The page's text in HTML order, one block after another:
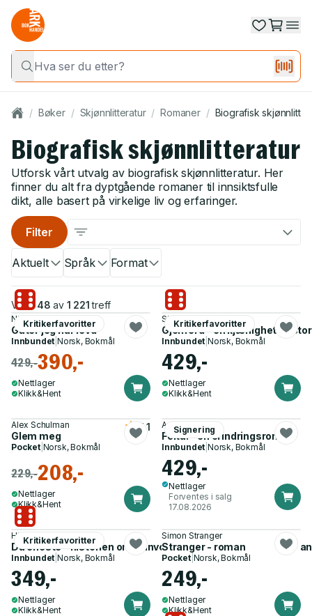
/ Bøker / Skjønnlitteratur / Romaner / Biografisk
Biografisk skjønnlitteratur
Utforsk vårt utvalg av biografisk skjønnlitteratur. Her
finner du alt fra dyptgående romaner til innsiktsfulle
dikt, alle basert på virkelige liv og erfaringer.
Aktuelt Språk Format
Filter
Viser 48 av 1 221 treff
Kritikerfavoritter
Nikolai Torgersen
Gater jeg har levd
Innbundet |Norsk, Bokmål
429,-390,-
Nettlager
Klikk&Hent
Kritikerfavoritter
Siri Hustvedt
Gjenferd - en
Innbundet |Norsk, Bokmål
429,-
Nettlager
Klikk&Hent
Alex Schulman
Glem meg
4.1
Pocket| Norsk, Bokmål
229,-208,-
Nettlager
Klikk&Hent
Signering
Anne B. Ragde
Feita! - en erindringsroman
Innbundet |Norsk, Bokmål
429,-
Nettlager
Forventes i salg
17.08.2026
Kritikerfavoritter
Hilde Hagerup
Du eneste - historien om Gunvor Hofmo og Ruth Maier :
Innbundet |Norsk, Bokmål
349,-
Nettlager
Klikk&Hent
Simon Stranger
Stranger - roman
Pocket| Norsk, Bokmål
249,-
Nettlager
Klikk&Hent